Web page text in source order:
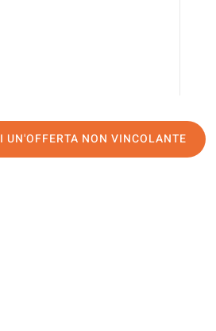
UN'OFFERTA NON VINCOLANTE